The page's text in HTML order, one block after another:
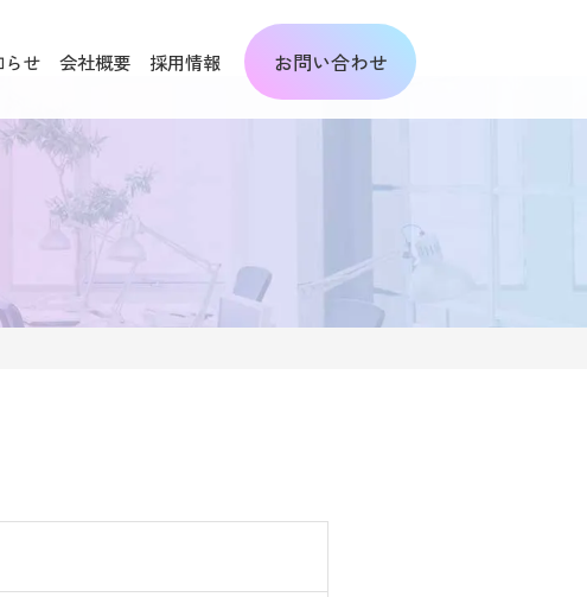
らせ 会社概要 採用情報 お問い合わせ